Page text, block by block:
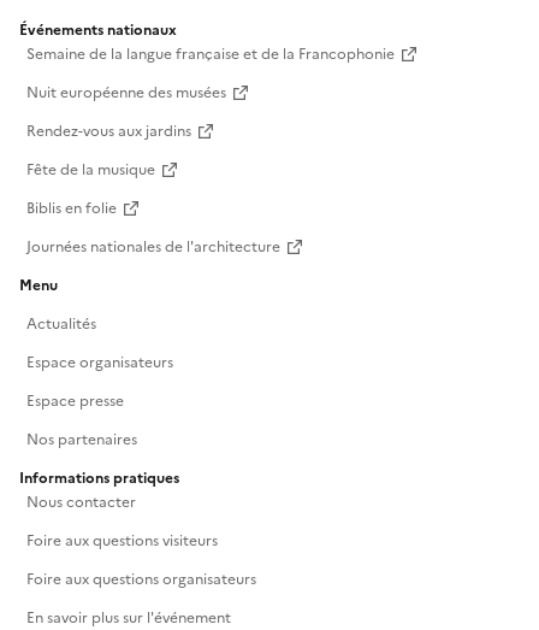
Événements nationaux
Semaine de la langue française et de la Francophonie
Nuit européenne des musées
Rendez-vous aux jardins
Fête de la musique
Biblis en folie
Journées nationales de l'architecture
Menu
Actualités
Espace organisateurs
Espace presse
Nos partenaires
Informations pratiques
Nous contacter
Foire aux questions visiteurs
Foire aux questions organisateurs
En savoir plus sur l'événement